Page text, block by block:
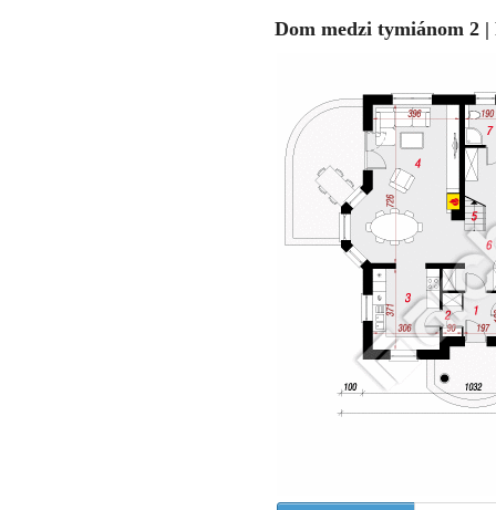
Dom medzi tymiánom 2